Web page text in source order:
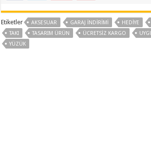
Etiketler AKSESUAR GARAJ INDIRIMI HEDIYE
TAKI
TASARIM ÜRÜN ÜCRETSIZ KARGO
YÜZÜK